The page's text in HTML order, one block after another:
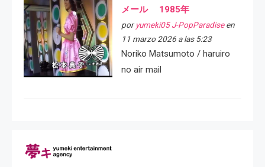
メール 1985年
por yumeki05 J-PopParadiseen
11 marzo 2026 a las 5:23
Noriko Matsumoto / haruiro
no air mail